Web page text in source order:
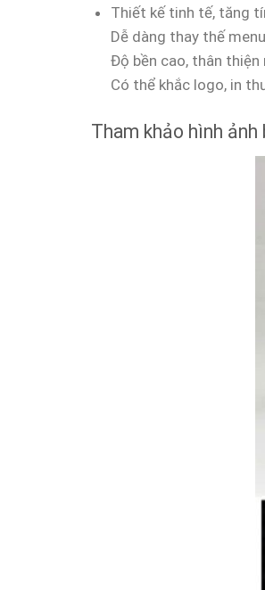
Thiết kế tinh tế, tăng
Dễ dàng thay thế
Độ bền cao, thân
Có thể khắc logo, in
Tham khảo hình